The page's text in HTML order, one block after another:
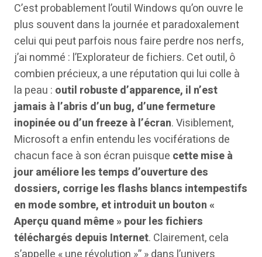
C’est probablement l’outil Windows qu’on ouvre le
plus souvent dans la journée et paradoxalement
celui qui peut parfois nous faire perdre nos nerfs,
j’ai nommé : l’Explorateur de fichiers. Cet outil, ô
combien précieux, a une réputation qui lui colle à
la peau : outil robuste d’apparence, il n’est
jamais à l’abris d’un bug, d’une fermeture
inopinée ou d’un freeze à l’écran. Visiblement,
Microsoft a enfin entendu les vociférations de
chacun face à son écran puisque cette mise à
jour améliore les temps d’ouverture des
dossiers, corrige les flashs blancs intempestifs
en mode sombre, et introduit un bouton «
Aperçu quand même » pour les fichiers
téléchargés depuis Internet. Clairement, cela